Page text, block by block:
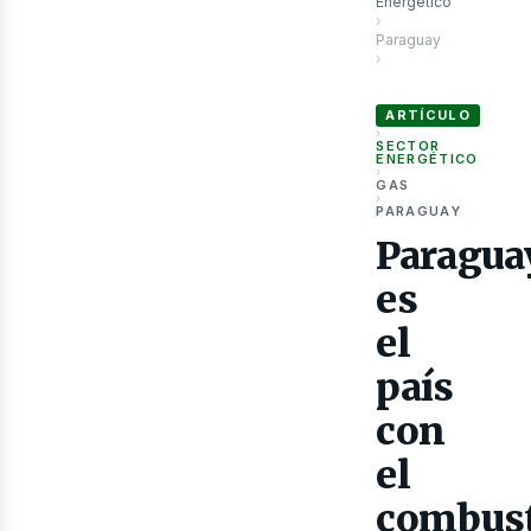
›
Paraguay
›
ARTÍCULO
›
SECTOR
ENERGÉTICO
›
GAS
›
PARAGUAY
es
el
país
con
el